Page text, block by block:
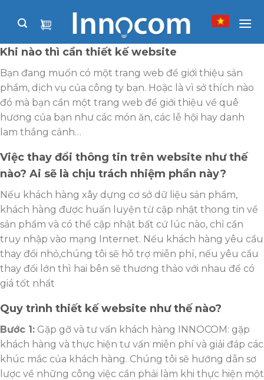
Khi nào thì cần thiết kế website
Bạn đang muốn có một trang web để giới thiệu sản
phẩm, dịch vụ của công ty bạn. Hoặc là vì sở thích nào
đó mà bạn cần một trang web để giới thiệu về quê
hương của bạn như các món ăn, các lễ hội hay danh
lam thắng cảnh…
Việc thay đổi thông tin trên website như thế
nào? Ai sẽ là chịu trách nhiệm phần này?
Nếu khách hàng xây dựng cơ sở dữ liệu sản phẩm,
khách hàng được huấn luyện từ cập nhật thong tin về
sản phẩm và có thể cập nhật bất cứ lúc nào, chỉ cần
truy nhập vào mạng Internet. Nếu khách hàng yêu cầu
thay đổi nhỏ,chúng tôi sẽ hỗ trợ miễn phí, nếu yêu cầu
thay đổi lớn thì hai bên sẽ thương thảo với nhau để có
giá tốt nhẩt
Quy trình thiết kế website như thế nào?
Bước 1: Gặp gỡ và tư vấn khách hàng INNOCOM: gặp
khách hàng và thực hiện tư vấn miễn phí và giải đáp các
khúc mắc của khách hàng. Chúng tôi sẽ hướng dẫn sơ
lược về những công việc cần phải làm khi thực hiện một